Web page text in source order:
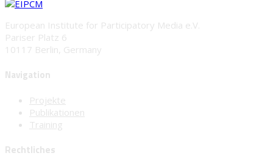
European Institute for Participatory Media e.V.
Pariser Platz 6
10117 Berlin, Germany
Navigation
Projekte
Publikationen
Training
Rechtliches